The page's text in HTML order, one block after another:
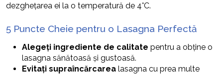
dezghețarea ei la o temperatură de 4°C.
5 Puncte Cheie pentru o Lasagna Perfectă
Alegeți ingrediente de calitate pentru a obține o
lasagna sănătoasă și gustoasă.
Evitați supraîncărcarea lasagna cu prea multe